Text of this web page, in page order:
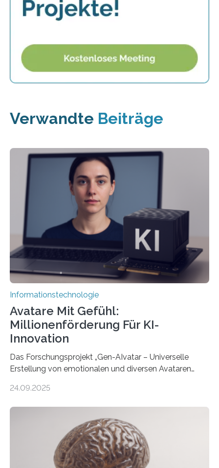
Verwandte Beiträge
Informationstechnologie
Avatare Mit Gefühl:
Millionenförderung Für KI-
Innovation
Das Forschungsprojekt „Gen-AIvatar – Universelle
Erstellung von emotionalen und diversen Avataren
Förderung in Höhe von rund 2 Millionen Euro. Dabei
der MindPort GmbH eine neuartige, KI-gestützte
Lösung zur Erzeugung von Emotionen für realistische
Avatare. Gen-AIvatar entwickelt innovative und
kosteneffiziente Methoden, um lebensechte Avatare zu
24.09.2025